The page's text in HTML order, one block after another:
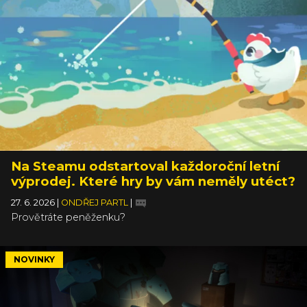
Na Steamu odstartoval každoroční letní
výprodej. Které hry by vám neměly utéct?
27. 6. 2026 ONDŘEJ PARTL
Provětráte peněženku?
NOVINKY